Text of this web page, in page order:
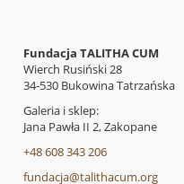
Fundacja TALITHA CUM
Wierch Rusiński 28
34-530 Bukowina Tatrzańska
Galeria i sklep:
Jana Pawła II 2, Zakopane
+48 608 343 206
fundacja@talithacum.org